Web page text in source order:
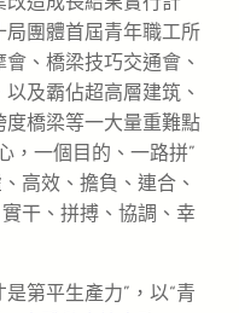
團體首屆青年職工所
、橋梁技巧交通會、
及霸佔超高層建筑、
橋梁等一大量重難點
，一個目的、一路拼”
高效、擔負、連合、
干、拼搏、協調、幸
第平生產力”，以“青